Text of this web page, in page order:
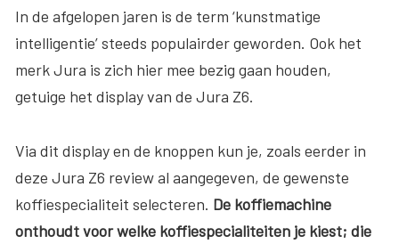
In de afgelopen jaren is de term ‘kunstmatige
intelligentie’ steeds populairder geworden. Ook het
merk Jura is zich hier mee bezig gaan houden,
getuige het display van de Jura Z6.
Via dit display en de knoppen kun je, zoals eerder in
deze Jura Z6 review al aangegeven, de gewenste
koffiespecialiteit selecteren. De koffiemachine
onthoudt voor welke koffiespecialiteiten je kiest; die